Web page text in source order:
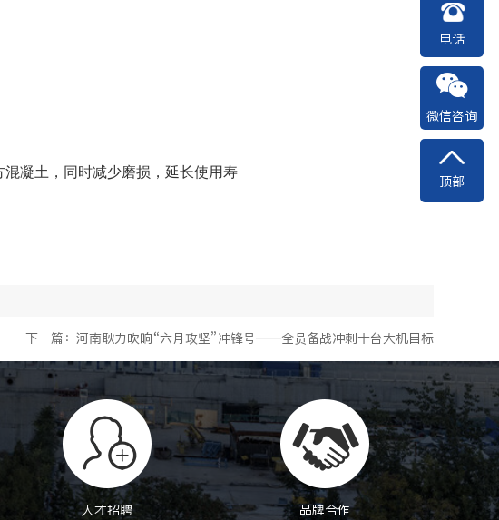
混凝土，同时减少磨损，延长使用寿
下一篇：河南耿力吹响“六月攻坚”冲锋号——全员备战冲刺十台大机目标
人才招聘 品牌合作
电话
微信咨询
顶部